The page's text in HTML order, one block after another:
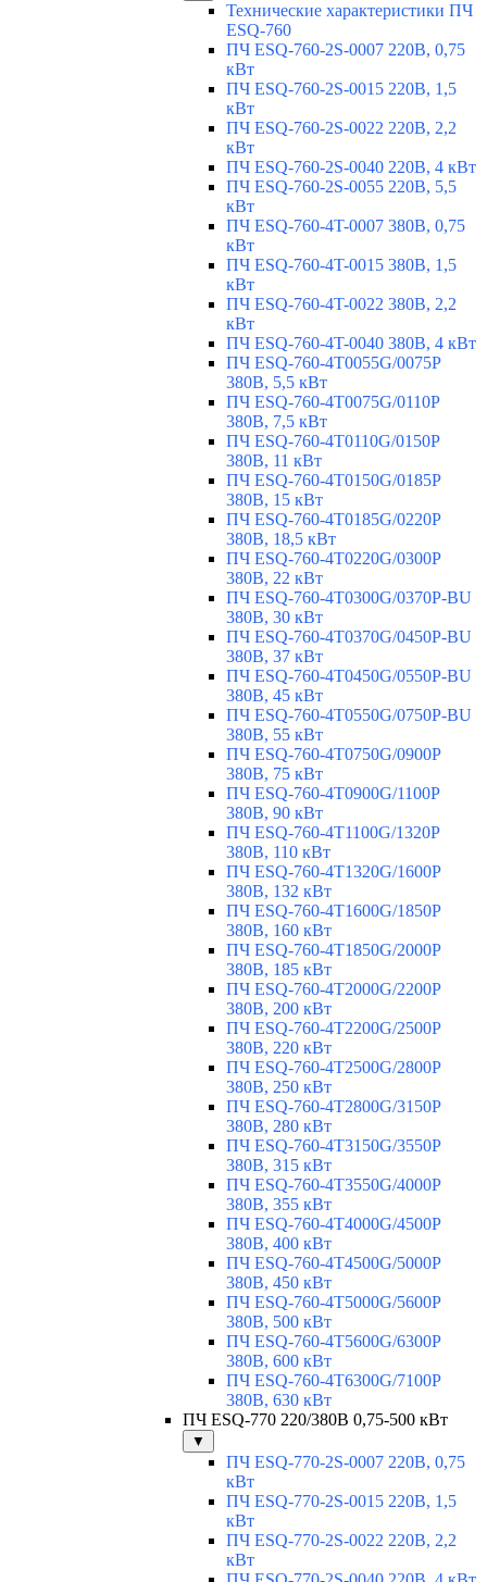
Технические характеристики ПЧ
ESQ-760
ПЧ ESQ-760-2S-0007 220В, 0,75
кВт
ПЧ ESQ-760-2S-0015 220В, 1,5
кВт
ПЧ ESQ-760-2S-0022 220В, 2,2
кВт
ПЧ ESQ-760-2S-0040 220В, 4 кВт
ПЧ ESQ-760-2S-0055 220В, 5,5
кВт
ПЧ ESQ-760-4T-0007 380В, 0,75
кВт
ПЧ ESQ-760-4T-0015 380В, 1,5
кВт
ПЧ ESQ-760-4T-0022 380В, 2,2
кВт
ПЧ ESQ-760-4T-0040 380В, 4 кВт
ПЧ ESQ-760-4T0055G/0075P
380В, 5,5 кВт
ПЧ ESQ-760-4T0075G/0110P
380В, 7,5 кВт
ПЧ ESQ-760-4T0110G/0150P
380В, 11 кВт
ПЧ ESQ-760-4T0150G/0185P
380В, 15 кВт
ПЧ ESQ-760-4T0185G/0220P
380В, 18,5 кВт
ПЧ ESQ-760-4T0220G/0300P
380В, 22 кВт
ПЧ ESQ-760-4T0300G/0370P-BU
380В, 30 кВт
ПЧ ESQ-760-4T0370G/0450P-BU
380В, 37 кВт
ПЧ ESQ-760-4T0450G/0550P-BU
380В, 45 кВт
ПЧ ESQ-760-4T0550G/0750P-BU
380В, 55 кВт
ПЧ ESQ-760-4T0750G/0900P
380В, 75 кВт
ПЧ ESQ-760-4T0900G/1100P
380В, 90 кВт
ПЧ ESQ-760-4T1100G/1320P
380В, 110 кВт
ПЧ ESQ-760-4T1320G/1600P
380В, 132 кВт
ПЧ ESQ-760-4T1600G/1850P
380В, 160 кВт
ПЧ ESQ-760-4T1850G/2000P
380В, 185 кВт
ПЧ ESQ-760-4T2000G/2200P
380В, 200 кВт
ПЧ ESQ-760-4T2200G/2500P
380В, 220 кВт
ПЧ ESQ-760-4T2500G/2800P
380В, 250 кВт
ПЧ ESQ-760-4T2800G/3150P
380В, 280 кВт
ПЧ ESQ-760-4T3150G/3550P
380В, 315 кВт
ПЧ ESQ-760-4T3550G/4000P
380В, 355 кВт
ПЧ ESQ-760-4T4000G/4500P
380В, 400 кВт
ПЧ ESQ-760-4T4500G/5000P
380В, 450 кВт
ПЧ ESQ-760-4T5000G/5600P
380В, 500 кВт
ПЧ ESQ-760-4T5600G/6300P
380В, 600 кВт
ПЧ ESQ-760-4T6300G/7100P
380В, 630 кВт
ПЧ ESQ-770 220/380В 0,75-500 кВт
▼
ПЧ ESQ-770-2S-0007 220В, 0,75
кВт
ПЧ ESQ-770-2S-0015 220В, 1,5
кВт
ПЧ ESQ-770-2S-0022 220В, 2,2
кВт